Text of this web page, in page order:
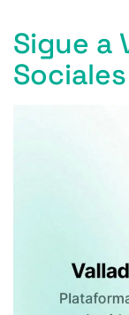
Sigue a
Sociales